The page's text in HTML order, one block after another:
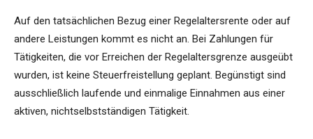
Auf den tatsächlichen Bezug einer Regelaltersrente oder auf
andere Leistungen kommt es nicht an. Bei Zahlungen für
Tätigkeiten, die vor Erreichen der Regelaltersgrenze ausgeübt
wurden, ist keine Steuerfreistellung geplant. Begünstigt sind
ausschließlich laufende und einmalige Einnahmen aus einer
aktiven, nichtselbstständigen Tätigkeit.